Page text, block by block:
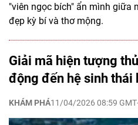
"viên ngọc bích" ẩn mình giữa
đẹp kỳ bí và thơ mộng.
Giải mã hiện tượng
động đến hệ sinh thái
KHÁM PHÁ11/04/2026 08:59